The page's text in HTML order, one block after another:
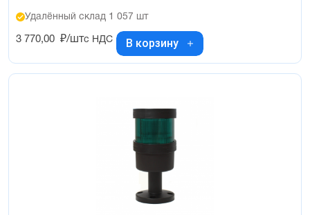
Удалённый склад 1 057 шт
3 770,00 ₽/штс НДС В корзину